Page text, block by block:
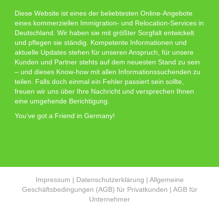
Diese Website ist eines der beliebtesten Online-Angebote
eines kommerziellen Immigration- und Relocation-Services in
Deutschland. Wir haben sie mit größter Sorgfalt entwickelt
und pflegen sie ständig. Kompetente Informationen und
aktuelle Updates stehen für unseren Anspruch, für unsere
Kunden und Partner stehts auf dem neuesten Stand zu sein
– und dieses Know-how mit allen Informationssuchenden zu
teilen. Falls doch einmal ein Fehler passiert sein sollte,
freuen wir uns über Ihre Nachricht und versprechen Ihnen
eine umgehende Berichtigung.
You’ve got a Friend in Germany!
Impressum | Datenschutzerklärung | Allgemeine
Geschäftsbedingungen (AGB) für Privatkunden | AGB für
Unternehmer